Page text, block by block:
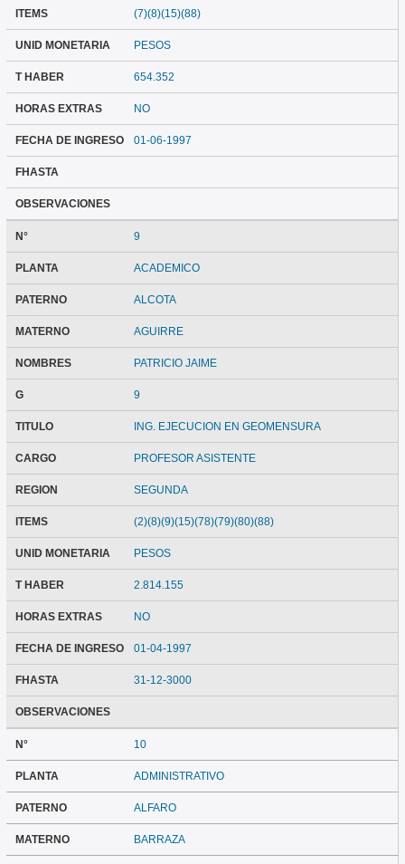
ITEMS (7)(8)(15)(88)
UNID MONETARIA PESOS
T HABER 654.352
HORAS EXTRAS NO
FECHA DE INGRESO 01-06-1997
FHASTA
OBSERVACIONES
N° 9
PLANTA ACADEMICO
PATERNO ALCOTA
MATERNO AGUIRRE
NOMBRES PATRICIO JAIME
G 9
TITULO ING. EJECUCION EN GEOMENSURA
CARGO PROFESOR ASISTENTE
REGION SEGUNDA
ITEMS (2)(8)(9)(15)(78)(79)(80)(88)
UNID MONETARIA PESOS
T HABER 2.814.155
HORAS EXTRAS NO
FECHA DE INGRESO 01-04-1997
FHASTA 31-12-3000
OBSERVACIONES
N° 10
PLANTA ADMINISTRATIVO
PATERNO ALFARO
MATERNO BARRAZA